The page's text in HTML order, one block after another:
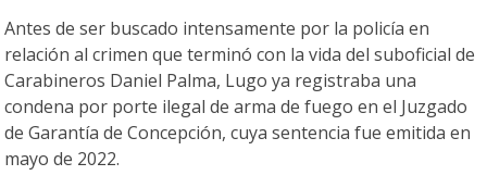
Antes de ser buscado intensamente por la policía en
relación al crimen que terminó con la vida del suboficial de
Carabineros Daniel Palma, Lugo ya registraba una
condena por porte ilegal de arma de fuego en el Juzgado
de Garantía de Concepción, cuya sentencia fue emitida en
mayo de 2022.